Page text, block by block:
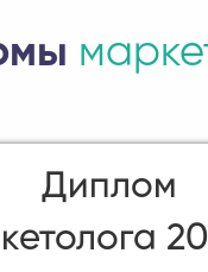
Диплом